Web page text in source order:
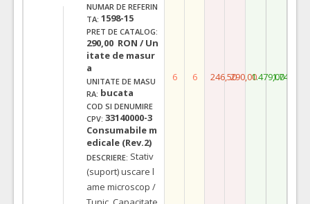
NUMAR DE REFERIN
TA: 1598-15
PRET DE CATALOG:
290,00 RON / Un
itate de masur
a
UNITATE DE MASU
RA: bucata
COD SI DENUMIRE
CPV: 33140000-3
Consumabile m
edicale (Rev.2)
DESCRIERE: Stativ
(suport) uscare l
ame microscop /
6 6 246,50290,001.479,001.740,00